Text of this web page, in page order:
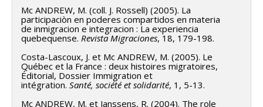
Mc ANDREW, M. (coll. J. Rossell) (2005). La
participaciòn en poderes compartidos en materia
de inmigracion e integracion : La experiencia
quebequense. Revista Migraciones, 18, 179-198.
Costa-Lascoux, J. et Mc ANDREW, M. (2005). Le
Québec et la France : deux histoires migratoires,
Éditorial, Dossier Immigration et
intégration. Santé, société et solidarité, 1, 5-13.
Mc ANDREW, M. et Janssens, R. (2004). The role